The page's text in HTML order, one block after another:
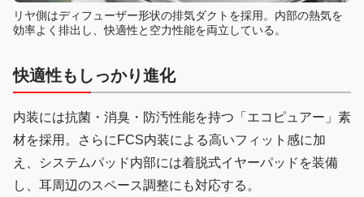
リヤ側はディフューザー形状の排気ダクトを採用。内部の熱気を
効率よく排出し、快適性と空力性能を両立している。
快適性もしっかり進化
内装には抗菌・消臭・防汚性能を持つ「エコピュアー」素
材を採用。さらにFCS内装による高いフィット感に加
え、システムパッド内部には着脱式イヤーパッドを装備
し、耳周辺のスペース調整にも対応する。